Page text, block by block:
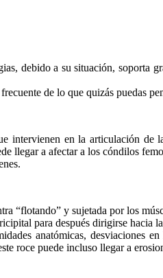
debido a su situación, soporta
de lo que quizás puedas
intervienen en la articulación
llegar a afectar a los cóndilos
“flotando” y sujetada por los
para después dirigirse hacia
anatómicas, desviaciones
roce puede incluso llegar a